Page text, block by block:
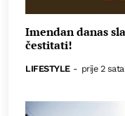
Imendan danas
čestitati!
LIFESTYLE - prije 2 sata